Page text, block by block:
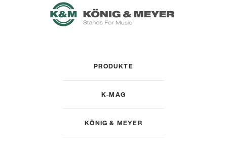
PRODUKTE
K-MAG
KÖNIG & MEYER